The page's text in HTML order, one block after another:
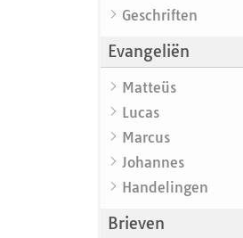
Geschriften
Evangeliën
Matteüs
Lucas
Marcus
Johannes
Handelingen
Brieven